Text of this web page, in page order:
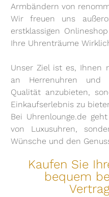
Armbändern von
Wir freuen uns
erstklassigen
Ihre Uhrenträume
Unser Ziel ist es, Ihnen
an Herrenuhren und
Qualität anzubieten,
Einkaufserlebnis zu
Bei Uhrenlounge.de
von Luxusuhren,
Wünsche und den
Kaufen Sie
bequem